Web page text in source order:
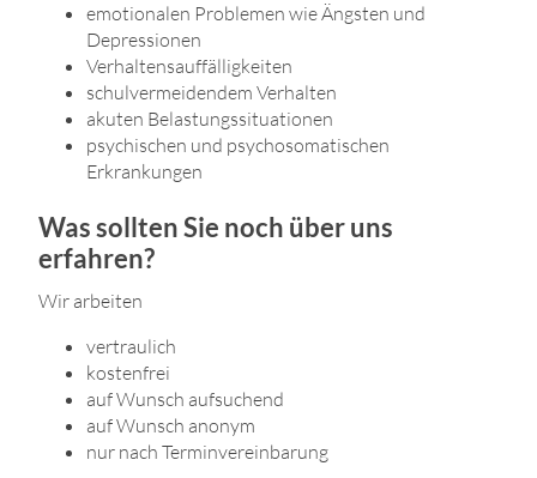
emotionalen Problemen wie Ängsten und
Depressionen
Verhaltensauffälligkeiten
schulvermeidendem Verhalten
akuten Belastungssituationen
psychischen und psychosomatischen
Erkrankungen
Was sollten Sie noch über uns
erfahren?
Wir arbeiten
vertraulich
kostenfrei
auf Wunsch aufsuchend
auf Wunsch anonym
nur nach Terminvereinbarung